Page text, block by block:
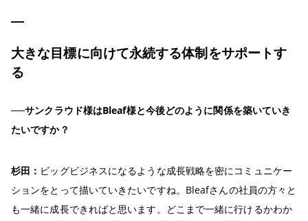
大きな目標に向けて永続する体制をサポートす
る
──サンクラウド様はBleaf様と今後どのように関係を築いていき
たいですか？
杉田： ビッグビジネスになるような成長戦略を密にコミュニケー
ションをとって描いていきたいですね。Bleafさんの社員の方々と
も一緒に成長できればと思います。どこまで一緒に行けるかわか